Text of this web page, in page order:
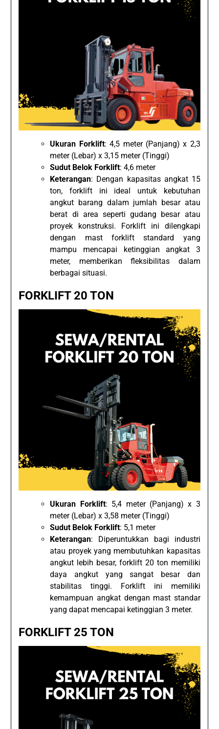
Ukuran Forklift: 4,5 meter (Panjang) x 2,3
meter (Lebar) x 3,15 meter (Tinggi)
Sudut Belok Forklift: 4,6 meter
Keterangan: Dengan kapasitas angkat 15
ton, forklift ini ideal untuk kebutuhan
angkut barang dalam jumlah besar atau
berat di area seperti gudang besar atau
proyek konstruksi. Forklift ini dilengkapi
dengan mast forklift standard yang
mampu mencapai ketinggian angkat 3
meter, memberikan fleksibilitas dalam
berbagai situasi.
FORKLIFT 20 TON
Ukuran Forklift: 5,4 meter (Panjang) x 3
meter (Lebar) x 3,58 meter (Tinggi)
Sudut Belok Forklift: 5,1 meter
Keterangan: Diperuntukkan bagi industri
atau proyek yang membutuhkan kapasitas
angkut lebih besar, forklift 20 ton memiliki
daya angkut yang sangat besar dan
stabilitas tinggi. Forklift ini memiliki
kemampuan angkat dengan mast standar
yang dapat mencapai ketinggian 3 meter.
FORKLIFT 25 TON